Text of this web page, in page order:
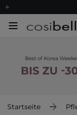
Empfehle uns
Versand
Empfehle uns
Startseite